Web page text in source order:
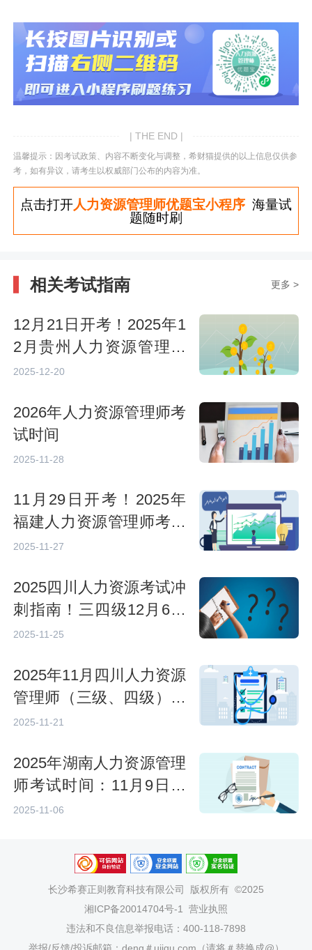
| THE END |
温馨提示：因考试政策、内容不断变化与调整，希财猫提供的以上信息仅供参
考，如有异议，请考生以权威部门公布的内容为准。
点击打开人力资源管理师优题宝小程序 海量试
题随时刷
相关考试指南 更多 >
12月21日开考！2025年1
2月贵州人力资源管理师
考试安排
2025-12-20
2026年人力资源管理师考
试时间
2025-11-28
11月29日开考！2025年
福建人力资源管理师考试
时间及考试须知
2025-11-27
2025四川人力资源考试冲
刺指南！三四级12月6日
至7日开考
2025-11-25
2025年11月四川人力资源
管理师（三级、四级）考
试时间：11月22日至23日
2025-11-21
2025年湖南人力资源管理
师考试时间：11月9日，
抓紧时间备考！
2025-11-06
长沙希赛正则教育科技有限公司
版权所有 ©2025
湘ICP备20014704号-1 营业执照
违法和不良信息举报电话：400-118-7898